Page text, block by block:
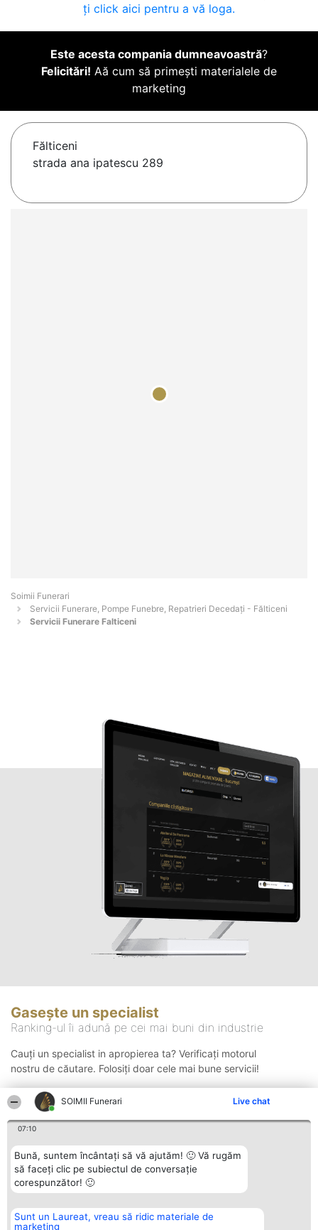
SOIMII Funerari Live chat
07:10
Bună, suntem încântați să vă ajutăm! 🙂 Vă rugăm
să faceți clic pe subiectul de conversație
corespunzător! 🙂
Sunt un Laureat, vreau să ridic materiale de
marketing
ți click aici pentru a vă loga.
Este acesta compania dumneavoastră?
Felicitări! Aă cum să primești materialele de
marketing
Fălticeni
strada ana ipatescu 289
Soimii Funerari
Servicii Funerare, Pompe Funebre, Repatrieri Decedați - Fălticeni
Servicii Funerare Falticeni
Gasește un specialist
Ranking-ul îi adună pe cei mai buni din industrie
Cauți un specialist in apropierea ta? Verificați motorul
nostru de căutare. Folosiți doar cele mai bune servicii!
Organizator Ranking
BRIGHT SOLUTIONS BR SRL
Plebiscyt Contact